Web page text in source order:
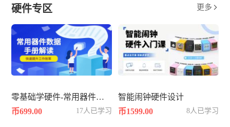
硬件专区 更多 
零基础学硬件-常用器件数据手册datasheet解读
币699.00
17人已学习
智能闹钟硬件设计
币1599.00
8人已学习